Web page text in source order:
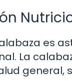
es
La
general,